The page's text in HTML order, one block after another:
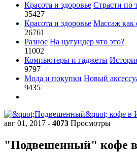
Красота и здоровье Страсти по
35427
Красота и здоровье Массаж как
26761
Разное На цугундер что это?
11002
Компьютеры и гаджеты
9797
Мода и покупки Новый
9435
авг 01, 2017 - 4073 Просмотры
"Подвешенный" кофе